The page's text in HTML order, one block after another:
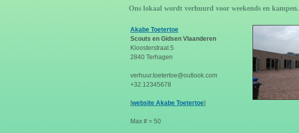
Ons lokaal wordt verhuurd voor weekends en kampen.
Akabe Toetertoe
Scouts en Gidsen Vlaanderen
Kloosterstraat 5
2840 Terhagen
verhuur.toetertoe@outlook.com
+32.12345678
[website Akabe Toetertoe]
Max # = 50